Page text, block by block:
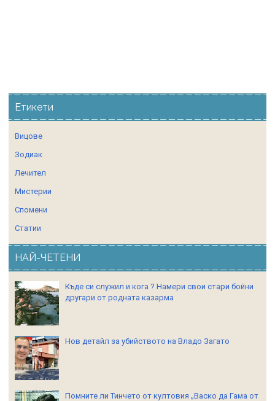
Етикети
Вицове
Зодиак
Лечител
Мистерии
Спомени
Статии
НАЙ-ЧЕТЕНИ
Къде си служил и кога ? Намери свои стари бойни
другари от родната казарма
Нов детайл за убийството на Владо Загато
Помните ли Тинчето от култовия „Васко да Гама от